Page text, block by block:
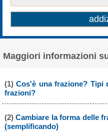
Maggiori informazioni
(1)Cos'è una frazione? Tipi
frazioni?
(2)Cambiare la forma delle
(semplificando)